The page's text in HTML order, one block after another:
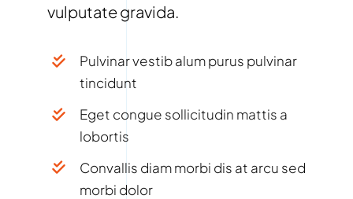
vulputate gravida.
Pulvinar vestib alum purus pulvinar
tincidunt
Eget congue sollicitudin mattis a
lobortis
Convallis diam morbi dis at arcu sed
morbi dolor